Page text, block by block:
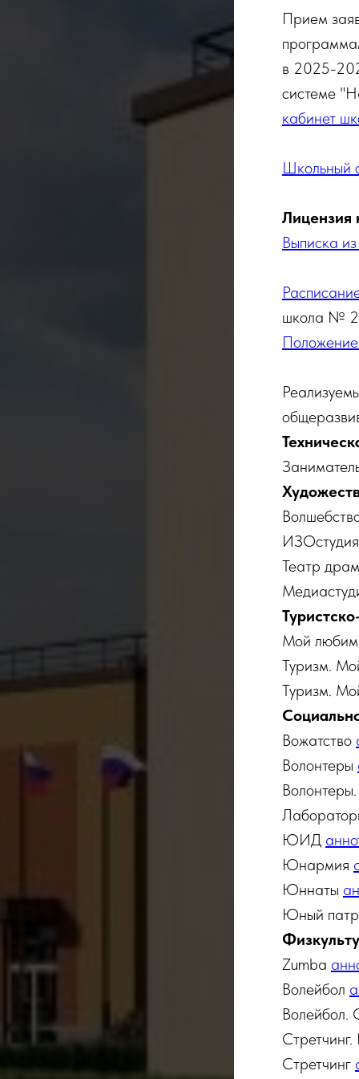
Прием
в 2025-
системе
кабинет
Школьный
Лицензия
Выписка
школа №
Театр
Мой
Туризм.
Туризм.
Вожатство
Волонтеры
ЮИД
Юнармия
Юннаты
Юный
Zumba
Волейбол
Волейбол.
Стретчинг